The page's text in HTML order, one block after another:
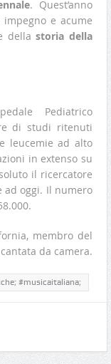
. Quest’anno
e acume
dellastoria della
Pediatrico
di studi ritenuti
leucemie ad alto
in extenso su
il ricercatore
oggi. Il numero
membro del
da camera.
#musicaitaliana;